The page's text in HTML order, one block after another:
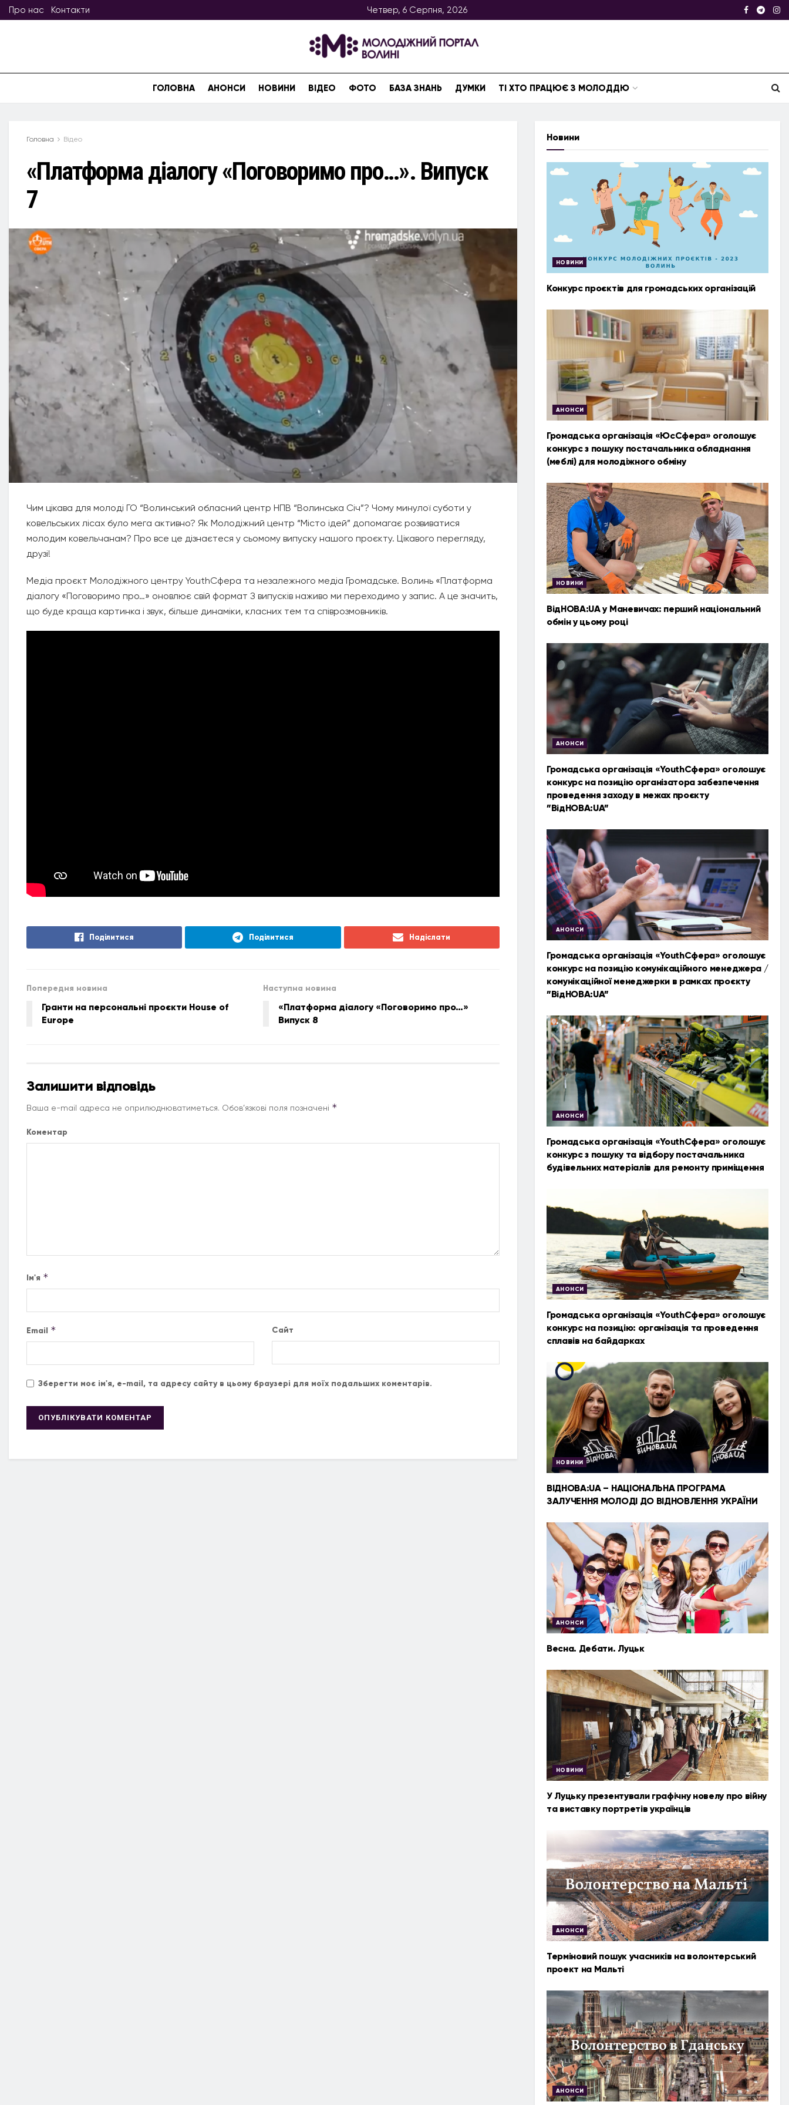
Про нас Контакти Четвер, 6 Серпня, 2026
ГОЛОВНА АНОНСИ НОВИНИ ВІДЕО ФОТО БАЗА ЗНАНЬ ДУМКИ ТІ ХТО ПРАЦЮЄ З МОЛОДДЮ
Головна Відео
«Платформа діалогу «Поговоримо про…». Випуск
7
Чим цікава для молоді ГО “Волинський обласний центр НПВ “Волинська Січ”? Чому минулої суботи у
ковельських лісах було мега активно? Як Молодіжний центр “Місто ідей” допомагає розвиватися
молодим ковельчанам? Про все це дізнаєтеся у сьомому випуску нашого проєкту. Цікавого перегляду,
друзі!
Медіа проєкт Молодіжного центру YouthСфера та незалежного медіа Громадське. Волинь «Платформа
діалогу «Поговоримо про…» оновлює свій формат З випусків наживо ми переходимо у запис. А це значить,
що буде краща картинка і звук, більше динаміки, класних тем та співрозмовників.
Поділитися Поділитися Надіслати
Попередня новина
Гранти на персональні проєкти House of
Europe
Наступна новина
«Платформа діалогу «Поговоримо про…»
Випуск 8
Залишити відповідь
Ваша e-mail адреса не оприлюднюватиметься. Обов’язкові поля позначені *
Коментар
Ім'я *
Email * Сайт
Зберегти моє ім'я, e-mail, та адресу сайту в цьому браузері для моїх подальших коментарів.
Новини
НОВИНИ
Конкурс проєктів для громадських організацій
АНОНСИ
Громадська організація «ЮсСфера» оголошує
конкурс з пошуку постачальника обладнання
(меблі) для молодіжного обміну
НОВИНИ
ВідНОВА:UA у Маневичах: перший національний
обмін у цьому році
АНОНСИ
Громадська організація «YouthСфера» оголошує
конкурс на позицію організатора забезпечення
проведення заходу в межах проєкту
”ВідНОВА:UA”
АНОНСИ
Громадська організація «YouthСфера» оголошує
конкурс на позицію комунікаційного менеджера /
комунікаційної менеджерки в рамках проєкту
”ВідНОВА:UA”
АНОНСИ
Громадська організація «YouthСфера» оголошує
конкурс з пошуку та відбору постачальника
будівельних матеріалів для ремонту приміщення
АНОНСИ
Громадська організація «YouthСфера» оголошує
конкурс на позицію: організація та проведення
сплавів на байдарках
НОВИНИ
ВІДНОВА:UA – НАЦІОНАЛЬНА ПРОГРАМА
ЗАЛУЧЕННЯ МОЛОДІ ДО ВІДНОВЛЕННЯ УКРАЇНИ
АНОНСИ
Весна. Дебати. Луцьк
НОВИНИ
У Луцьку презентували графічну новелу про війну
та виставку портретів українців
АНОНСИ
Терміновий пошук учасників на волонтерський
проект на Мальті
АНОНСИ